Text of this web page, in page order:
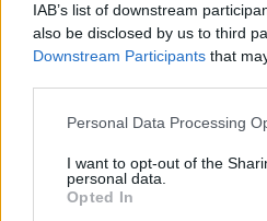
IAB’s list of downstream
also be disclosed by us to third
Downstream Participants that
Please note that this website/
not limited to your visit or usage
grant or deny consent to Google
use your data for below
Personal Data Processing
I want to opt-out of the
personal data.
Opted In
Weboldal készítés,
weboldal készítés és
keresőoptimalizálás
PHP Programozó• 2019. július 24.
Weboldal készítés,
és keresőoptimalizálás